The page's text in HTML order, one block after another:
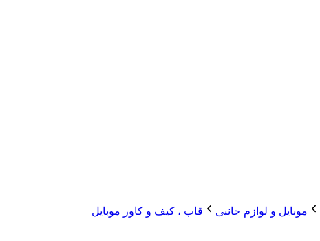
موبایل و لوازم جانبی قاب ، کیف و کاور موبایل